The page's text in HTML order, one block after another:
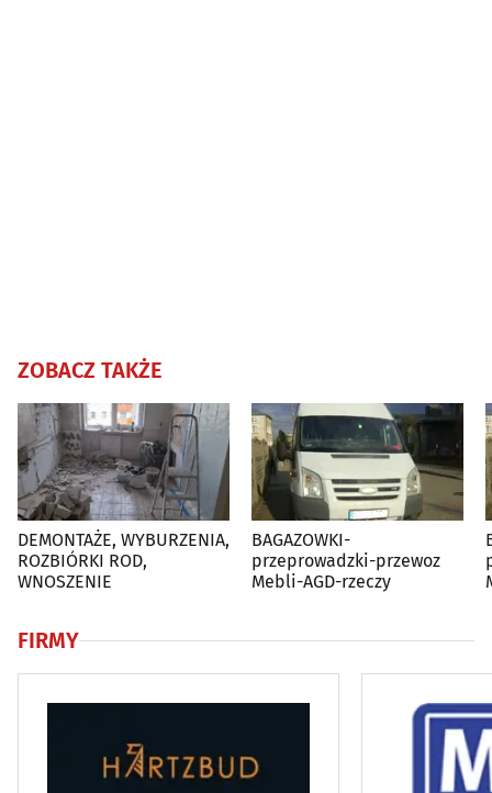
ZOBACZ TAKŻE
DEMONTAŻE, WYBURZENIA,
ROZBIÓRKI ROD,
WNOSZENIE
BAGAZOWKI-
przeprowadzki-przewoz
Mebli-AGD-rzeczy
FIRMY